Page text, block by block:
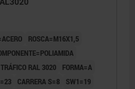
ROSCA=M16X1,5
RAL 3020
FORMA=A
CARRERA S=8
SW1=19